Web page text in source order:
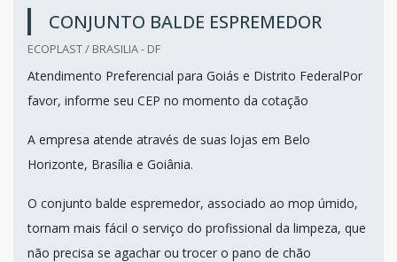
CONJUNTO BALDE ESPREMEDOR
ECOPLAST / BRASILIA - DF
Atendimento Preferencial para Goiás e Distrito FederalPor
favor, informe seu CEP no momento da cotação
A empresa atende através de suas lojas em Belo
Horizonte, Brasília e Goiânia.
O conjunto balde espremedor, associado ao mop úmido,
tornam mais fácil o serviço do profissional da limpeza, que
não precisa se agachar ou trocer o pano de chão